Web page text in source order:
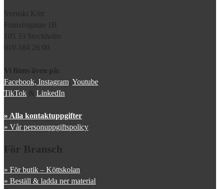
Svenskt Kött
Franzéngatan 1B
105 33 Stockholm
010-184 26 00
Vi finns även på:
Facebook, Instagram Youtube
TikTok & LinkedIn
» Alla kontaktuppgifter
» Vår personuppgiftspolicy
För Bransch
» För butik – Köttskolan
» Beställ & ladda ner material